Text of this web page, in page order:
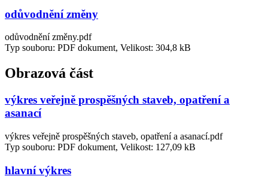
odůvodnění změny
odůvodnění změny.pdf
Typ souboru: PDF dokument, Velikost: 304,8 kB
Obrazová část
výkres veřejně prospěšných staveb, opatření a
asanací
výkres veřejně prospěšných staveb, opatření a asanací.pdf
Typ souboru: PDF dokument, Velikost: 127,09 kB
hlavní výkres